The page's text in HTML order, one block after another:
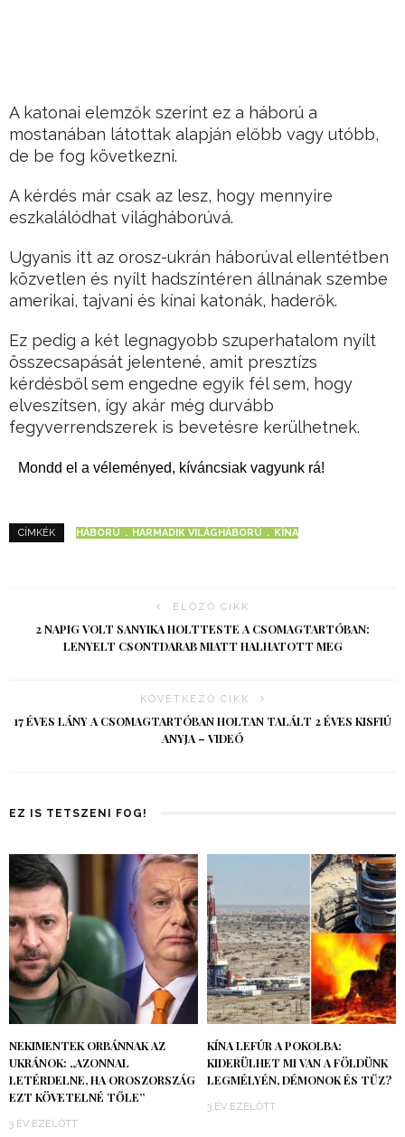
A katonai elemzők szerint ez a háború a
mostanában látottak alapján előbb vagy utóbb,
de be fog következni.
A kérdés már csak az lesz, hogy mennyire
eszkalálódhat világháborúvá.
Ugyanis itt az orosz-ukrán háborúval ellentétben
közvetlen és nyílt hadszíntéren állnának szembe
amerikai, tajvani és kínai katonák, haderők.
Ez pedig a két legnagyobb szuperhatalom nyílt
összecsapását jelentené, amit presztízs
kérdésből sem engedne egyik fél sem, hogy
elveszítsen, így akár még durvább
fegyverrendszerek is bevetésre kerülhetnek.
Mondd el a véleményed, kíváncsiak vagyunk rá!
CÍMKÉK HÁBORÚ HARMADIK VILÁGHÁBORÚ KÍNA
ELŐZŐ CIKK
2 NAPIG VOLT SANYIKA HOLTTESTE A CSOMAGTARTÓBAN:
LENYELT CSONTDARAB MIATT HALHATOTT MEG
KÖVETKEZŐ CIKK
17 ÉVES LÁNY A CSOMAGTARTÓBAN HOLTAN TALÁLT 2 ÉVES KISFIÚ
ANYJA – VIDEÓ
EZ IS TETSZENI FOG!
NEKIMENTEK ORBÁNNAK AZ
UKRÁNOK: „AZONNAL
LETÉRDELNE, HA OROSZORSZÁG
EZT KÖVETELNÉ TŐLE”
3 ÉV EZELŐTT
KÍNA LEFÚR A POKOLBA:
KIDERÜLHET MI VAN A FÖLDÜNK
LEGMÉLYÉN, DÉMONOK ÉS TŰZ?
3 ÉV EZELŐTT